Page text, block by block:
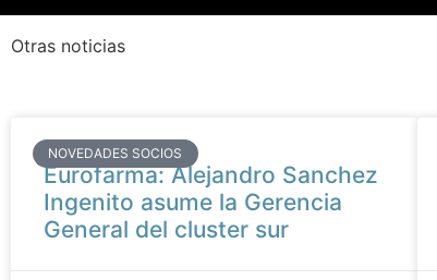
Otras noticias
NOVEDADES SOCIOS
Eurofarma: Alejandro Sanchez
Ingenito asume la Gerencia
General del cluster sur